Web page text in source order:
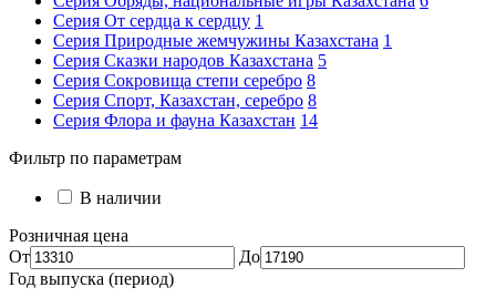
Серия От сердца к сердцу 1
Серия Природные жемчужины Казахстана 1
Серия Сказки народов Казахстана 5
Серия Сокровища степи серебро 8
Серия Спорт, Казахстан, серебро 8
Серия Флора и фауна Казахстан 14
Фильтр по параметрам
В наличии
Розничная цена
От
До
Год выпуска (период)